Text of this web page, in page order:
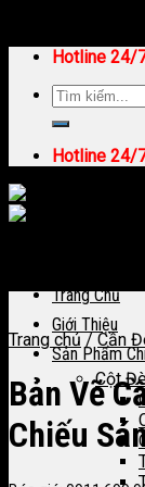
Hotline 24/
Hotline 24/
Trang Chủ
Giới Thiệu
Sản Phẩm
Cột
Trang chủ / Cần
Bản Vẽ
Chiếu